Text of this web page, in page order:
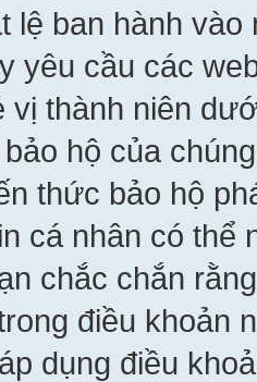
lệ ban hành
yêu cầu các
vị thành niên
hộ của
thức bảo hộ
cá nhân có thể
chắc chắn
điều khoản
dụng điều